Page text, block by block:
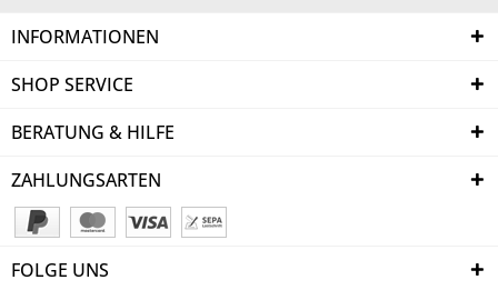
INFORMATIONEN
SHOP SERVICE
BERATUNG & HILFE
ZAHLUNGSARTEN
FOLGE UNS